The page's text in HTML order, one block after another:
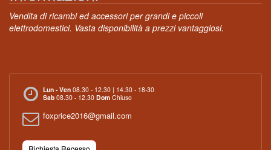
Vendita di ricambi ed accessori per grandi e piccoli
elettrodomestici. Vasta disponibilità a prezzi vantaggiosi.
Lun - Ven 08.30 - 12.30 | 14.30 - 18-30
Sab 08.30 - 12.30 Dom Chiuso
foxprice2016@gmail.com